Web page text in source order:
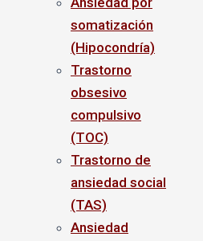
somatización
(Hipocondría)
Trastorno
obsesivo
compulsivo
(TOC)
Trastorno de
ansiedad social
(TAS)
Ansiedad